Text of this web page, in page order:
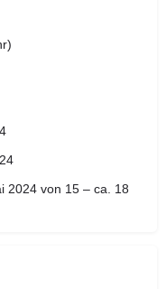
2024 von 15 – ca. 18